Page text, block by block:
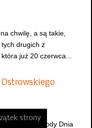
chwilę, a są takie,
tych drugich z
już 20 czerwca...
obchody Dnia
strony